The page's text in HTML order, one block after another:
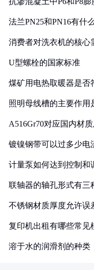
法兰PN25和PN16有什
消费者对洗衣机的核心
U型螺栓的国家标准
煤矿用电热取暖器是否
照明母线槽的主要作用
A516Gr70对应国内材
镀镍钢带可以过多少电
计量泵如何达到控制和
联轴器的轴孔形式有三
不锈钢材质厚度允许误
复印机出租有哪些常见
溶于水的润滑剂的种类